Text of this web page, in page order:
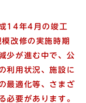
14年4月の竣工
改修の実施時期
少が進む中で、公
利用状況、施設に
最適化等、さまざ
必要があります。